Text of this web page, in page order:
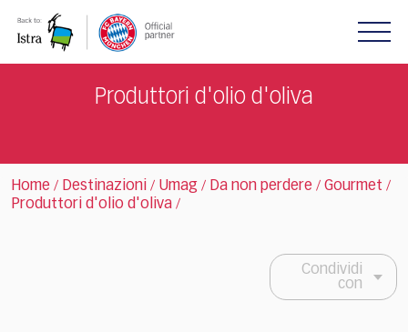
note:
Produttori d'olio d'oliva
Home / Destinazioni / Umag / Da non perdere / Gourmet /
Produttori d'olio d'oliva /
Condividi
con